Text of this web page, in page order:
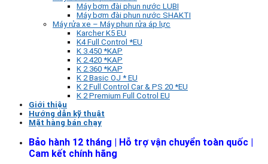
Máy bơm đài phun nước LUBI
Máy bơm đài phun nước SHAKTI
Máy rửa xe – Máy phun rửa áp lực
Karcher K5 EU
K4 Full Control *EU
K 3.450 *KAP
K 2.420 *KAP
K 2.360 *KAP
K 2 Basic OJ * EU
K 2 Full Control Car & PS 20 *EU
K 2 Premium Full Cotrol EU
Giới thiệu
Hướng dẫn kỹ thuật
Mặt hàng bán chạy
Bảo hành 12 tháng | Hỗ trợ vận chuyển toàn quốc |
Cam kết chính hãng